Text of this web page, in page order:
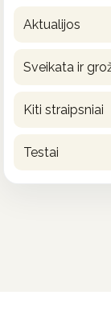
Aktualijos
Sveikata ir
Kiti straipsniai
Testai